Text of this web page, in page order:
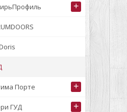
+
Порте +
ГУД +